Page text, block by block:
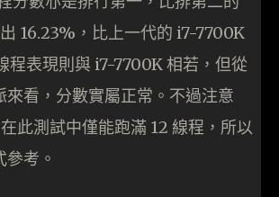
16.23%，比上一代的 i7-7700K
程表現則與 i7-7700K 相若，但從
來看，分數實屬正常。不過注意
此測試中僅能跑滿 12 線程，所以
考。